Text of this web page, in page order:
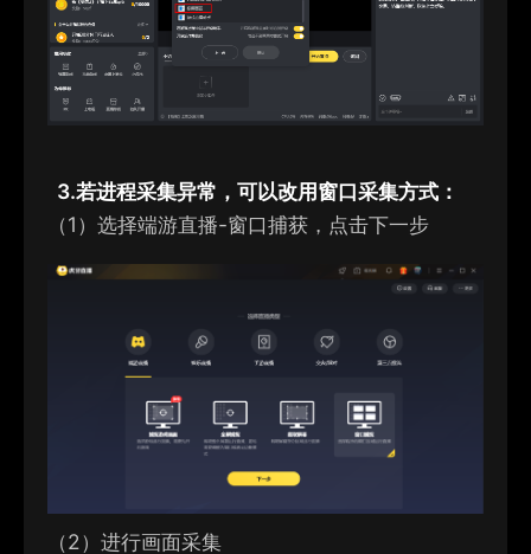
3.若进程采集异常，可以改用窗口采集方式：
（1）选择端游直播-窗口捕获，点击下一步
（2）进行画面采集